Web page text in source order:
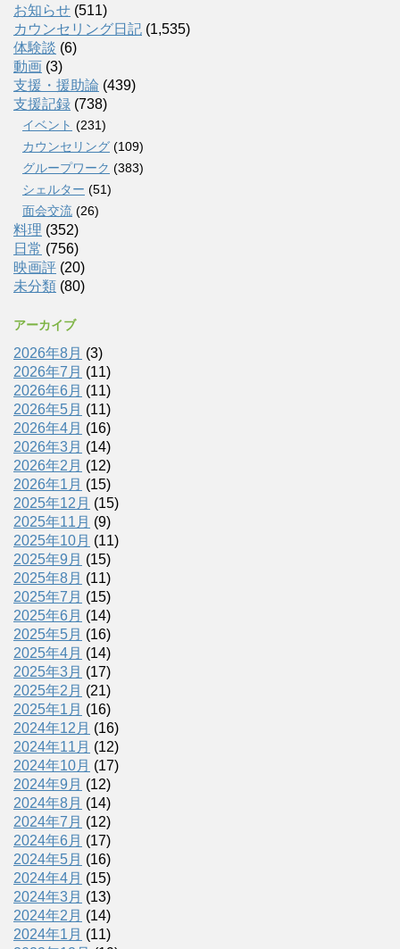
お知らせ (511)
カウンセリング日記 (1,535)
体験談 (6)
動画 (3)
支援・援助論 (439)
支援記録 (738)
イベント (231)
カウンセリング (109)
グループワーク (383)
シェルター (51)
面会交流 (26)
料理 (352)
日常 (756)
映画評 (20)
未分類 (80)
アーカイブ
2026年8月 (3)
2026年7月 (11)
2026年6月 (11)
2026年5月 (11)
2026年4月 (16)
2026年3月 (14)
2026年2月 (12)
2026年1月 (15)
2025年12月 (15)
2025年11月 (9)
2025年10月 (11)
2025年9月 (15)
2025年8月 (11)
2025年7月 (15)
2025年6月 (14)
2025年5月 (16)
2025年4月 (14)
2025年3月 (17)
2025年2月 (21)
2025年1月 (16)
2024年12月 (16)
2024年11月 (12)
2024年10月 (17)
2024年9月 (12)
2024年8月 (14)
2024年7月 (12)
2024年6月 (17)
2024年5月 (16)
2024年4月 (15)
2024年3月 (13)
2024年2月 (14)
2024年1月 (11)